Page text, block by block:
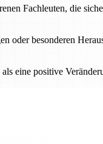
Fachleuten, die
besonderen
eine positive